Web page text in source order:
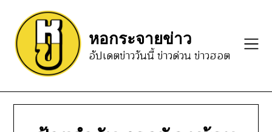
content
หอกระจายข่าว
อัปเดตข่าววันนี้ ข่าวด่วน ข่าวฮอต